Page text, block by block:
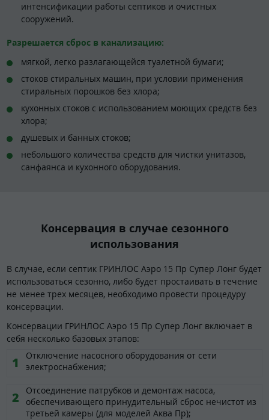
интенсификации работы септиков и очистных
сооружений.
Разрешается сброс в канализацию:
мягкой, легко разлагающейся туалетной бумаги;
стоков стиральных машин, при условии применения
стиральных порошков без хлора;
кухонных стоков с использованием моющих средств без
хлора;
душевых и банных стоков;
небольшого количества средств для чистки унитазов,
санфаянса и кухонного оборудования.
Консервация в случае сезонного
использования
В случае, если септик ГРИНЛОС Аэро 15 Пр Супер Лонг будет
использоваться сезонно, либо будет простаивать в течение
не менее трех месяцев, необходимо провести процедуру
консервации.
Консервации ГРИНЛОС Аэро 15 Пр Супер Лонг включает в
себя несколько базовых этапов:
Отключение насосного оборудования от сети
электроснабжения;
Отсоединение патрубков и демонтаж насоса,
обеспечивающего принудительный сброс нечистот из
третьей камеры (для моделей Аква Пр);